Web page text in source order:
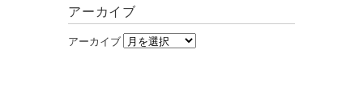
アーカイブ
アーカイブ